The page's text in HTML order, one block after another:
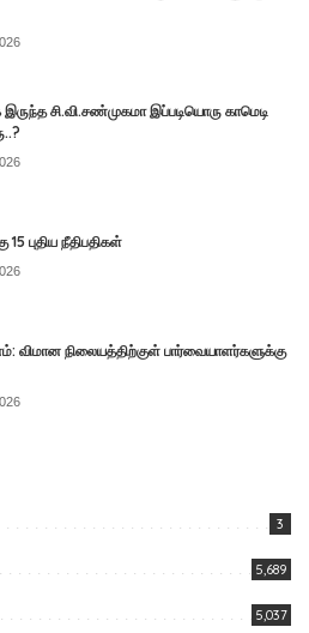
இருந்த சி.வி.சண்முகமா இப்படியொரு காமெடி
15 புதிய நீதிபதிகள்
விமான நிலையத்திற்குள் பார்வையாளர்களுக்கு
3
5,689
5,037